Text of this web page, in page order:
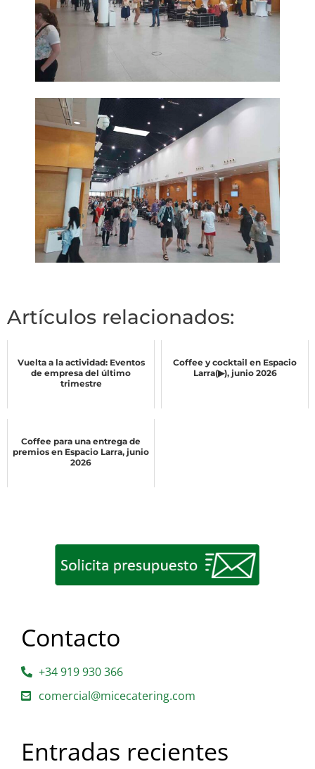
Artículos relacionados:
Vuelta a la actividad: Eventos
de empresa del último
trimestre
Coffee y cocktail en Espacio
Larra(▶), junio 2026
Coffee para una entrega de
premios en Espacio Larra, junio
2026
Contacto
+34 919 930 366
comercial@micecatering.com
Entradas recientes